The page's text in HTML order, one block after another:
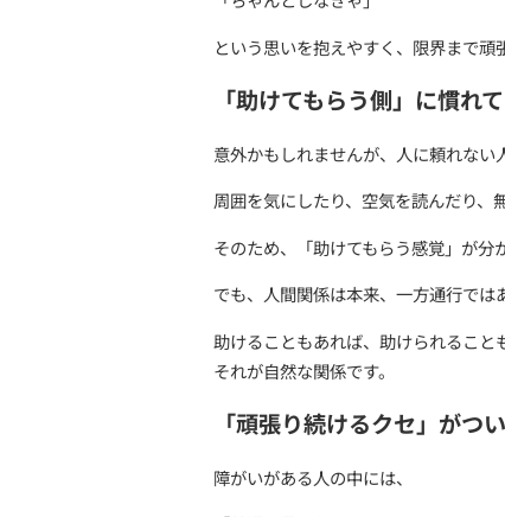
人に頼るのが苦手な人は
例えば
・相手の負担を考えすぎ
・断られるのが怖い
・申し訳なさを感じる
こうした気持ちが強いと
特に障がいがある人は
「これ以上迷惑をかけた